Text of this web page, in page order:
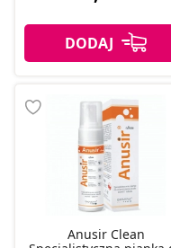
Anusir Clean